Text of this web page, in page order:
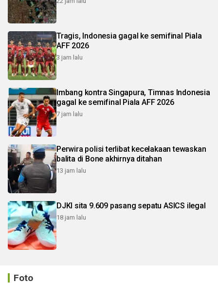
Tragis, Indonesia gagal ke semifinal Piala
AFF 2026
3 jam lalu
Imbang kontra Singapura, Timnas Indonesia
gagal ke semifinal Piala AFF 2026
7 jam lalu
Perwira polisi terlibat kecelakaan tewaskan
balita di Bone akhirnya ditahan
13 jam lalu
DJKI sita 9.609 pasang sepatu ASICS ilegal
18 jam lalu
Foto